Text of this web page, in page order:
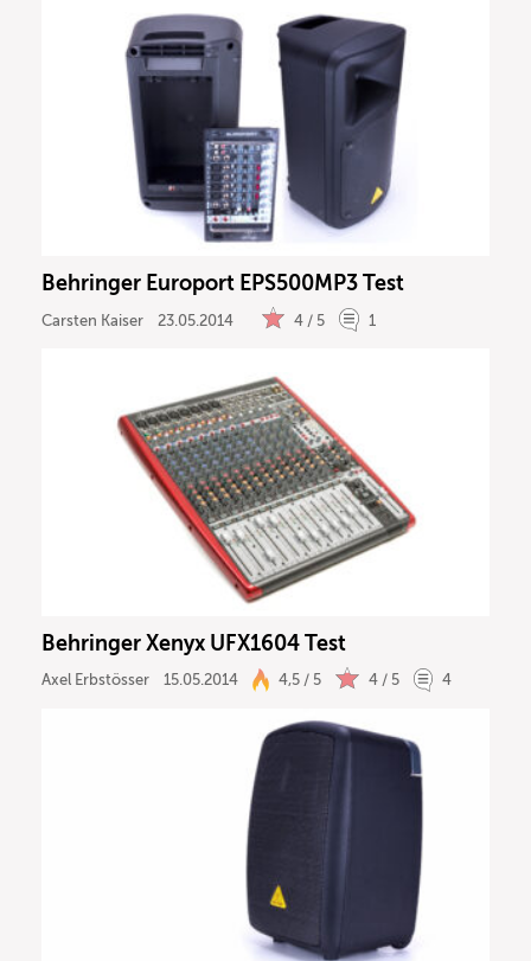
Behringer Europort EPS500MP3 Test
Carsten Kaiser 23.05.2014 4 / 5 1
Behringer Xenyx UFX1604 Test
Axel Erbstösser 15.05.2014 4,5 / 5 4 / 5 4